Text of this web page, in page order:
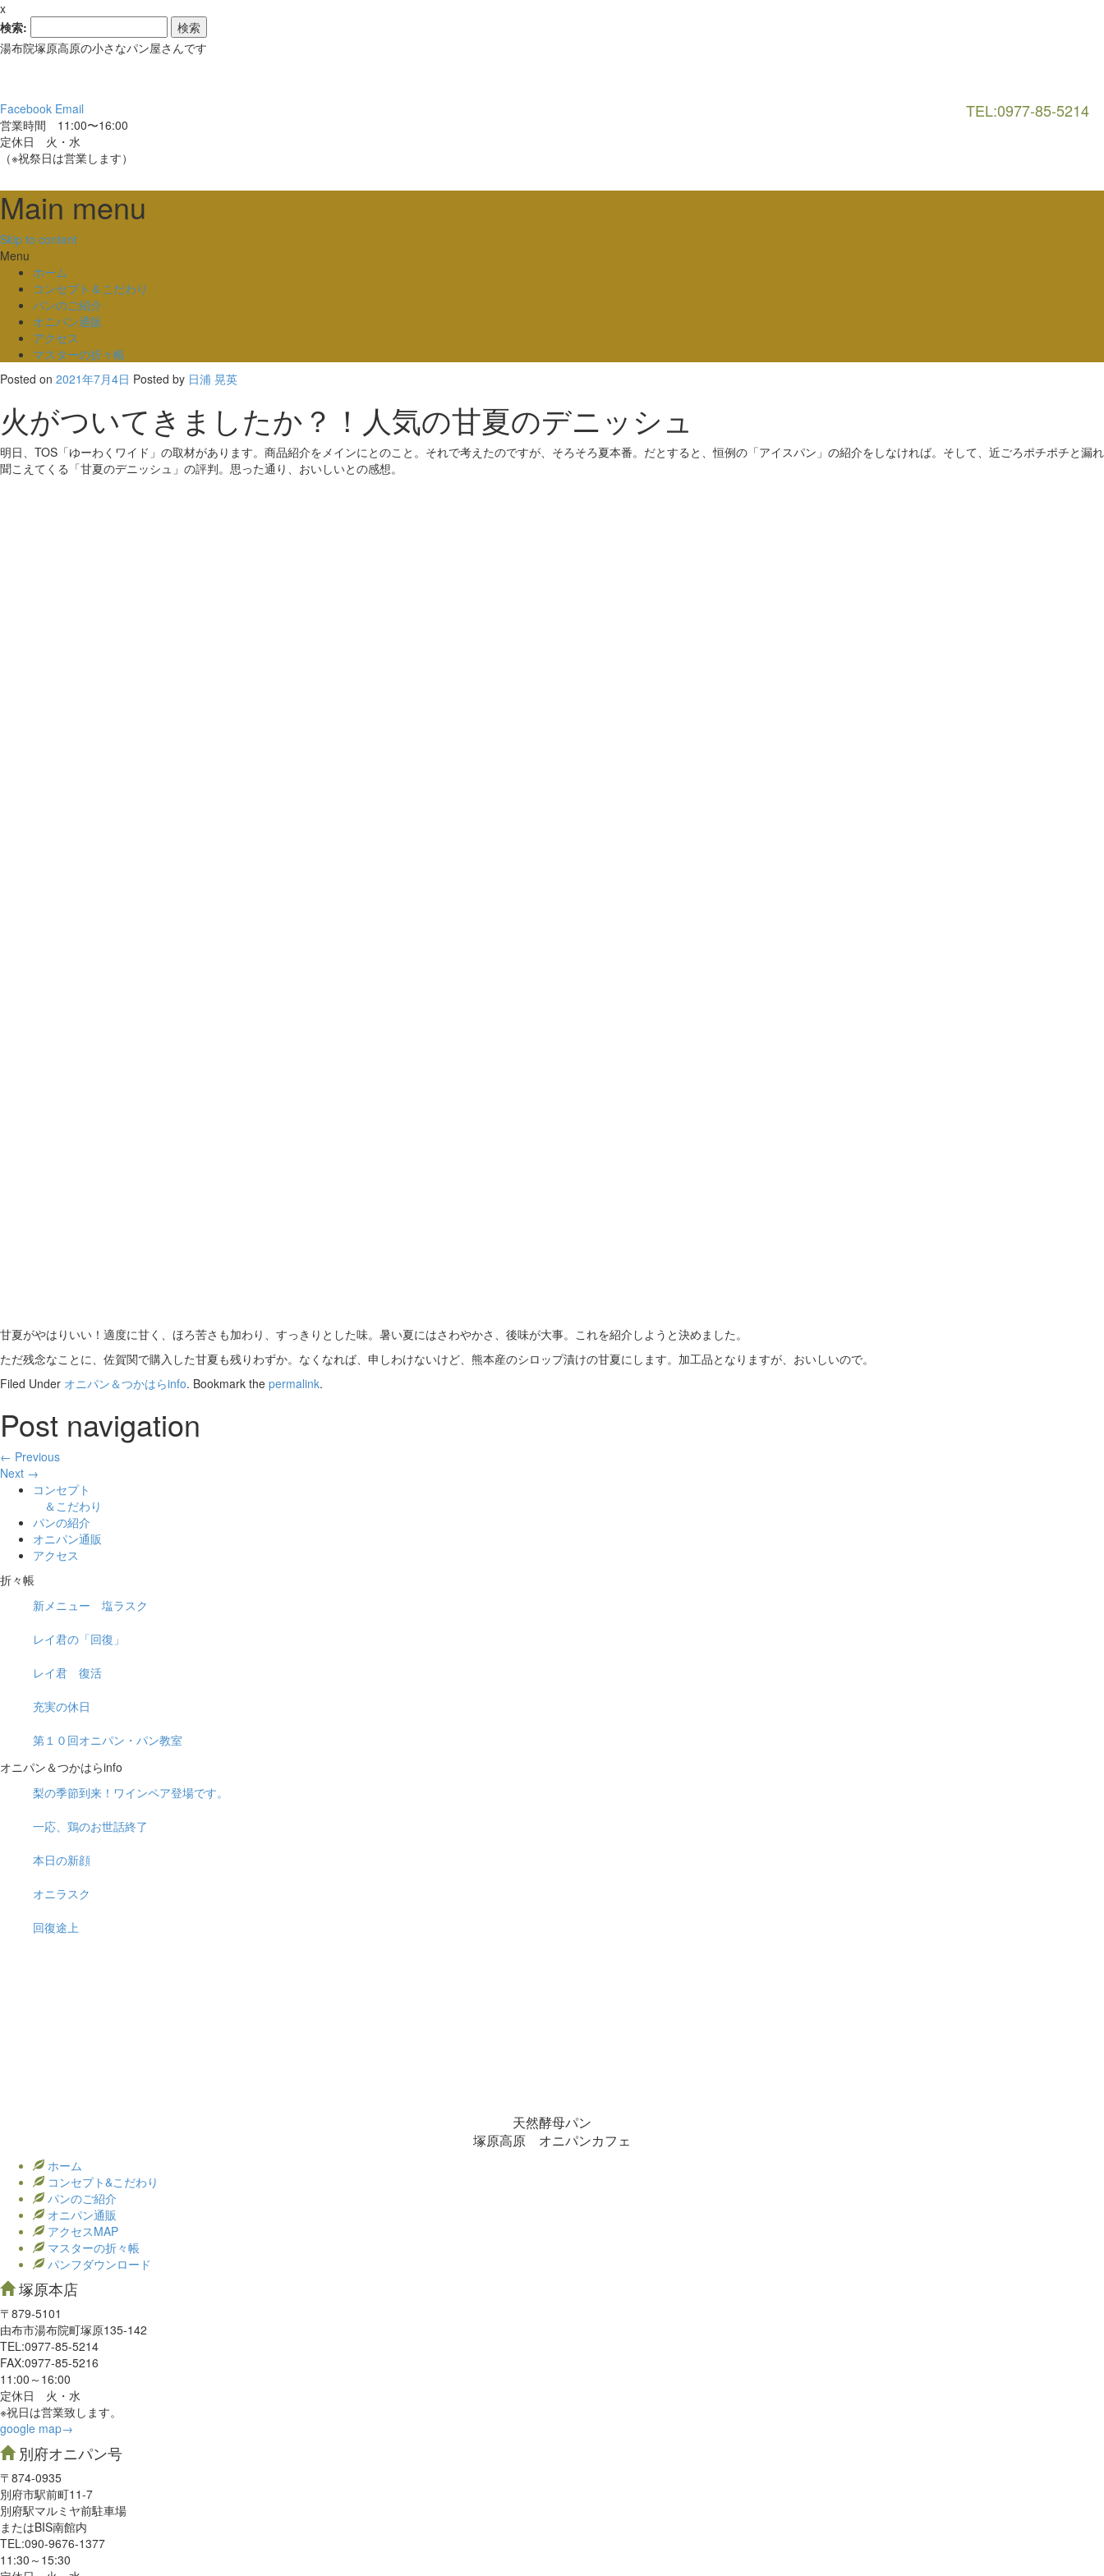
x
検索:
湯布院塚原高原の小さなパン屋さんです
TEL:0977-85-5214
Facebook Email
営業時間 11:00〜16:00
定休日 火・水
（※祝祭日は営業します）
Main menu
Skip to content
Menu
ホーム
コンセプト＆こだわり
パンのご紹介
オニパン通販
アクセス
マスターの折々帳
Posted on 2021年7月4日 Posted by 日浦 晃英
火がついてきましたか？！人気の甘夏のデニッシュ
明日、TOS「ゆーわくワイド」の取材があります。商品紹介をメインにとのこと。それで考えたのですが、そろそろ夏本番。だとすると、恒例の「アイスパン」の紹介をしなければ。そして、近ごろポチポチと漏れ
聞こえてくる「甘夏のデニッシュ」の評判。思った通り、おいしいとの感想。
甘夏がやはりいい！適度に甘く、ほろ苦さも加わり、すっきりとした味。暑い夏にはさわやかさ、後味が大事。これを紹介しようと決めました。
ただ残念なことに、佐賀関で購入した甘夏も残りわずか。なくなれば、申しわけないけど、熊本産のシロップ漬けの甘夏にします。加工品となりますが、おいしいので。
Filed Under オニパン＆つかはらinfo. Bookmark the permalink.
Post navigation
← Previous
Next →
コンセプト
＆こだわり
パンの紹介
オニパン通販
アクセス
折々帳
新メニュー 塩ラスク
レイ君の「回復」
レイ君 復活
充実の休日
第１０回オニパン・パン教室
オニパン＆つかはらinfo
梨の季節到来！ワインペア登場です。
一応、鶏のお世話終了
本日の新顔
オニラスク
回復途上
天然酵母パン
塚原高原 オニパンカフェ
ホーム
コンセプト&こだわり
パンのご紹介
オニパン通販
アクセスMAP
マスターの折々帳
パンフダウンロード
塚原本店
〒879-5101
由布市湯布院町塚原135-142
TEL:0977‐85-5214
FAX:0977‐85-5216
11:00～16:00
定休日 火・水
※祝日は営業致します。
google map→
別府オニパン号
〒874-0935
別府市駅前町11-7
別府駅マルミヤ前駐車場
またはBIS南館内
TEL:090-9676-1377
11:30～15:30